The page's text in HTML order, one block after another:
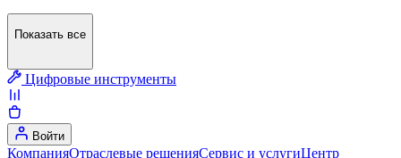
Показать все
Цифровые инструменты
Войти
КомпанияОтраслевые решенияСервис и услугиЦентр